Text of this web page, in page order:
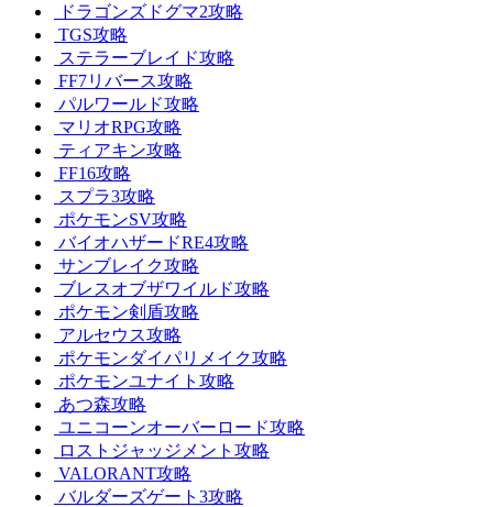
ドラゴンズドグマ2攻略
TGS攻略
ステラーブレイド攻略
FF7リバース攻略
パルワールド攻略
マリオRPG攻略
ティアキン攻略
FF16攻略
スプラ3攻略
ポケモンSV攻略
バイオハザードRE4攻略
サンブレイク攻略
ブレスオブザワイルド攻略
ポケモン剣盾攻略
アルセウス攻略
ポケモンダイパリメイク攻略
ポケモンユナイト攻略
あつ森攻略
ユニコーンオーバーロード攻略
ロストジャッジメント攻略
VALORANT攻略
バルダーズゲート3攻略